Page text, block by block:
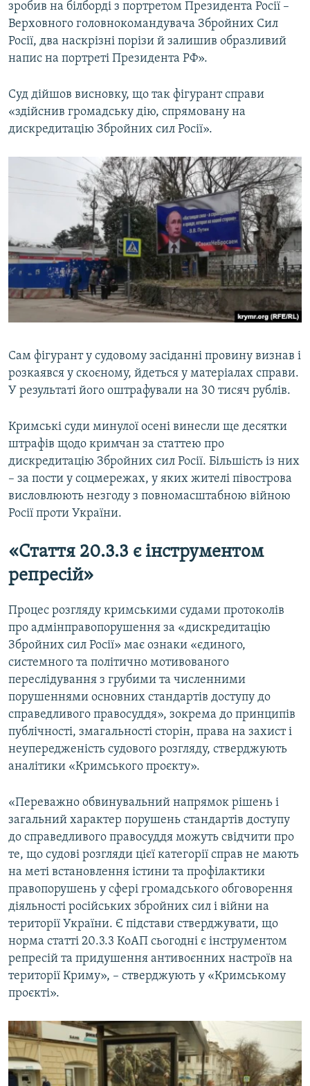
зробив на білборді з портретом Президента Росії –
Верховного головнокомандувача Збройних Сил
Росії, два наскрізні порізи й залишив образливий
напис на портреті Президента РФ».
Суд дійшов висновку, що так фігурант справи
«здійснив громадську дію, спрямовану на
дискредитацію Збройних сил Росії».
Сам фігурант у судовому засіданні провину визнав і
розкаявся у скоєному, йдеться у матеріалах справи.
У результаті його оштрафували на 30 тисяч рублів.
Кримські суди минулої осені винесли ще десятки
штрафів щодо кримчан за статтею про
дискредитацію Збройних сил Росії. Більшість із них
– за пости у соцмережах, у яких жителі півострова
висловлюють незгоду з повномасштабною війною
Росії проти України.
«Стаття 20.3.3 є інструментом
репресій»
Процес розгляду кримськими судами протоколів
про адмінправопорушення за «дискредитацію
Збройних сил Росії» має ознаки «єдиного,
системного та політично мотивованого
переслідування з грубими та численними
порушеннями основних стандартів доступу до
справедливого правосуддя», зокрема до принципів
публічності, змагальності сторін, права на захист і
неупередженість судового розгляду, стверджують
аналітики «Кримського проєкту».
«Переважно обвинувальний напрямок рішень і
загальний характер порушень стандартів доступу
до справедливого правосуддя можуть свідчити про
те, що судові розгляди цієї категорії справ не мають
на меті встановлення істини та профілактики
правопорушень у сфері громадського обговорення
діяльності російських збройних сил і війни на
території України. Є підстави стверджувати, що
норма статті 20.3.3 КоАП сьогодні є інструментом
репресій та придушення антивоєнних настроїв на
території Криму», – стверджують у «Кримському
проєкті».